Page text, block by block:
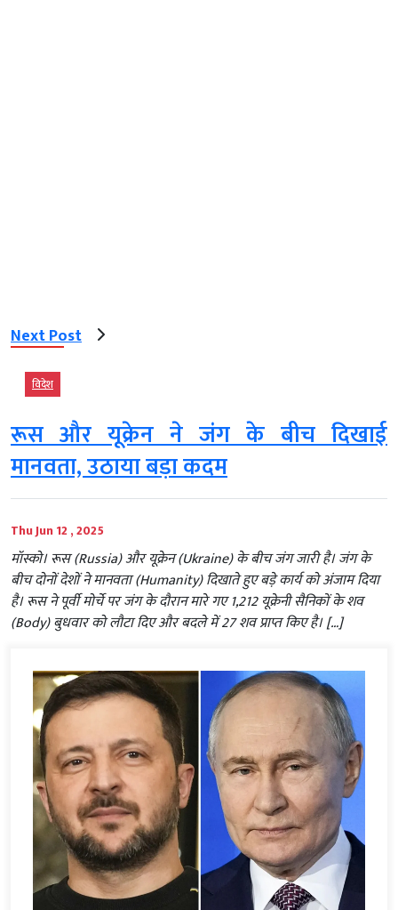
Next Post
विदेश
रूस और यूक्रेन ने जंग के बीच दिखाई
मानवता, उठाया बड़ा कदम
Thu Jun 12 , 2025
मॉस्को। रूस (Russia) और यूक्रेन (Ukraine) के बीच जंग जारी है। जंग के
बीच दोनों देशों ने मानवता (Humanity) दिखाते हुए बड़े कार्य को अंजाम दिया
है। रूस ने पूर्वी मोर्चे पर जंग के दौरान मारे गए 1,212 यूक्रेनी सैनिकों के शव
(Body) बुधवार को लौटा दिए और बदले में 27 शव प्राप्त किए है। […]